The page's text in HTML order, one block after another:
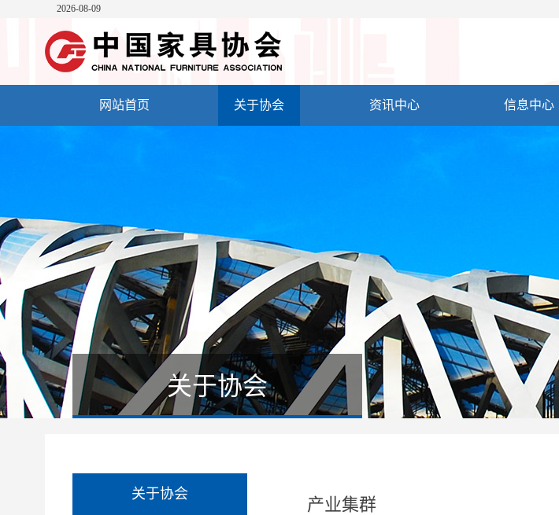
2026-08-09
网站首页 关于协会 资讯中心 信息中心
关于协会
关于协会
产业集群